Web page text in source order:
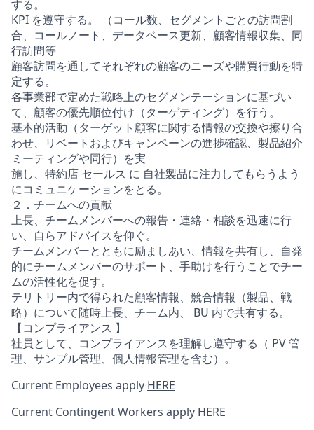
する。
KPI を遵守する。 （コール数、セグメントごとの訪問割
合、コールノート、データベース更新、顧客情報収集、同
行訪問等
顧客訪問を通してそれぞれの顧客のニーズや購買行動を特
定する。
各事業部で定めた戦略上のセグメンテーションに基づい
て、顧客の優先順位付け（ターゲティング）を行う。
基本的活動（ターゲット顧客に関する情報の交換や擦り合
わせ、リベートおよびキャンペーンの進捗確認、製品紹介
ミーティングや同行）を実
施し、特約店 セールス に 自社製品に注力してもらうよう
にコミュニケーションをとる。
２．チームへの貢献
上長、チームメンバーへの報告・連絡・相談を迅速に行
い、自らアドバイスを仰ぐ。
チームメンバーとともに励ましあい、情報を共有し、自発
的にチームメンバーのサポート、手助けを行うことでチー
ムの活性化を促す。
テリトリー内で得られた顧客情報、競合情報（製品、戦
略）について随時上長、チーム内、 BU 内で共有する。
【コンプライアンス 】
社員として、コンプライアンスを理解し遵守する（ PV 管
理、サンプル管理、個人情報管理を含む）。
Current Employees apply HERE
Current Contingent Workers apply HERE